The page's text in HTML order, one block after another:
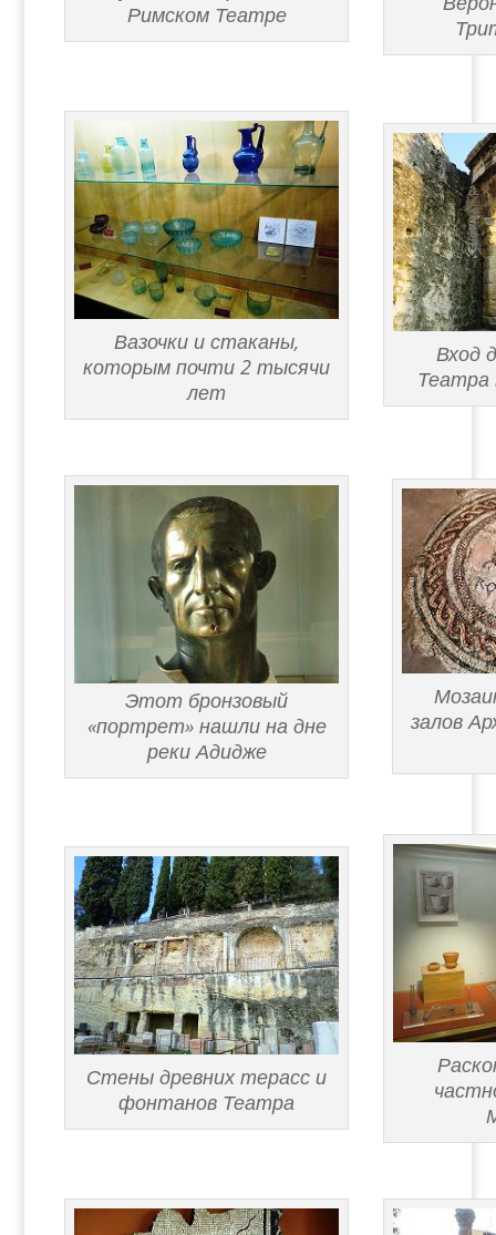
Римском Театре
Вазочки и стаканы,
которым почти 2 тысячи
лет
Вход
Театра
Этот бронзовый
«портрет» нашли на дне
реки Адидже
залов
Стены древних терасс и
фонтанов Театра